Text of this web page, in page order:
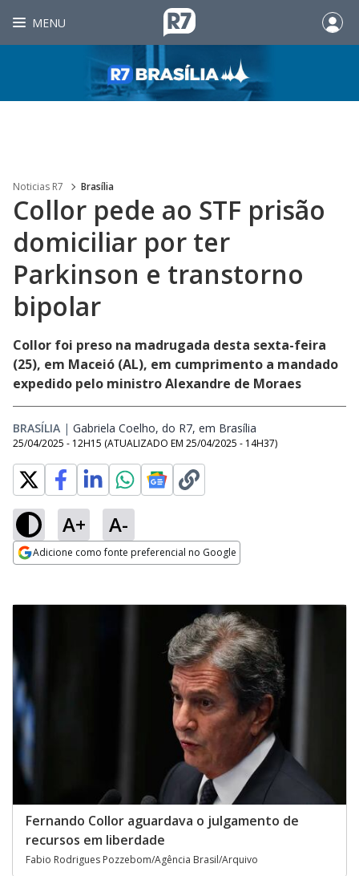
MENU
Noticias R7 Brasília
Collor pede ao STF prisão
domiciliar por ter
Parkinson e transtorno
bipolar
Collor foi preso na madrugada desta sexta-feira
(25), em Maceió (AL), em cumprimento a mandado
expedido pelo ministro Alexandre de Moraes
BRASÍLIA | Gabriela Coelho, do R7, em Brasília
25/04/2025 - 12H15 (ATUALIZADO EM 25/04/2025 - 14H37)
A+ A-
Adicione como fonte preferencial no Google
Fernando Collor aguardava o julgamento de
recursos em liberdade
Fabio Rodrigues Pozzebom/Agência Brasil/Arquivo